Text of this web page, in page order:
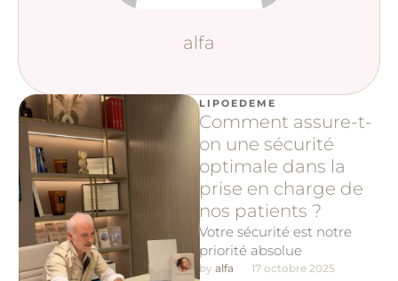
alfa
LIPOEDEME
Comment assure-t-
on une sécurité
optimale dans la
prise en charge de
nos patients ?
Votre sécurité est notre
priorité absolue
by alfa 17 octobre 2025